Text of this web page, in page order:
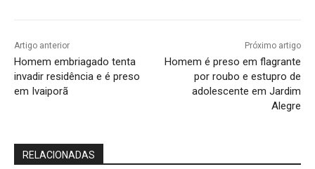
Artigo anterior
Homem embriagado tenta
invadir residência e é preso
em Ivaiporã
Próximo artigo
Homem é preso em flagrante
por roubo e estupro de
adolescente em Jardim
Alegre
RELACIONADAS